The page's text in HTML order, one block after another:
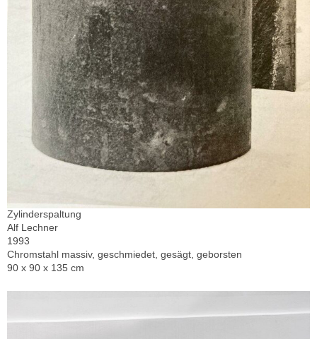
Zylinderspaltung
Alf Lechner
1993
Chromstahl massiv, geschmiedet, gesägt, geborsten
90 x 90 x 135 cm